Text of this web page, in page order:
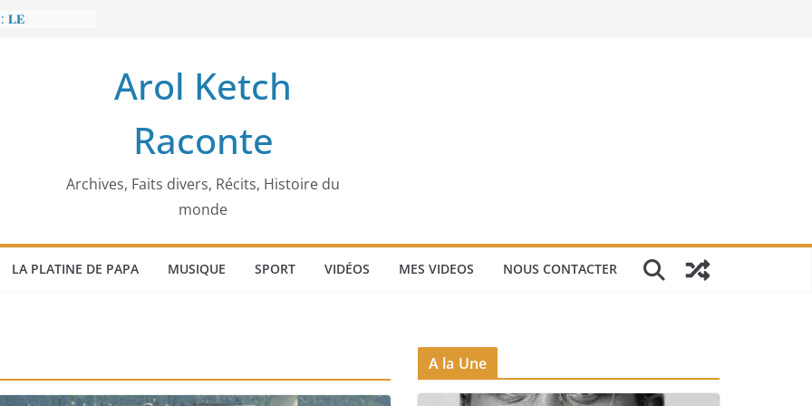
𝐋𝐄
𝐨𝐫𝐝𝐢𝐧𝐚𝐭𝐞𝐮𝐫
Arol Ketch
Raconte
Archives, Faits divers, Récits, Histoire du
monde
LA PLATINE DE PAPA MUSIQUE SPORT VIDÉOS MES VIDEOS NOUS CONTACTER
A la Une